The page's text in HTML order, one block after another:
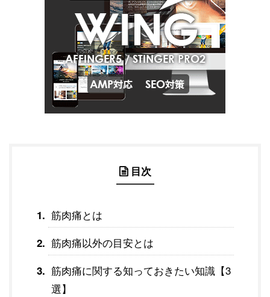
目次
筋肉痛とは
筋肉痛以外の目安とは
筋肉痛に関する知っておきたい知識【3
選】